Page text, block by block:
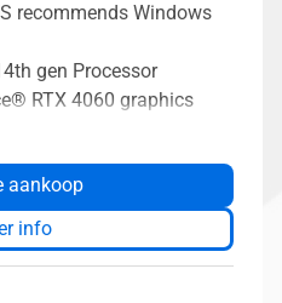
recommends Windows
gen Processor
RTX 4060 graphics
chassis for maximum
STD 810H military-grade
testing
all your
aankoop
info